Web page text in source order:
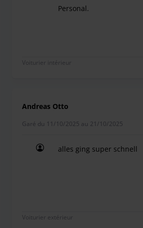
Personal.
Voiturier intérieur
Andreas Otto
Garé du 11/10/2025 au 21/10/2025
alles ging super schnell
Voiturier extérieur